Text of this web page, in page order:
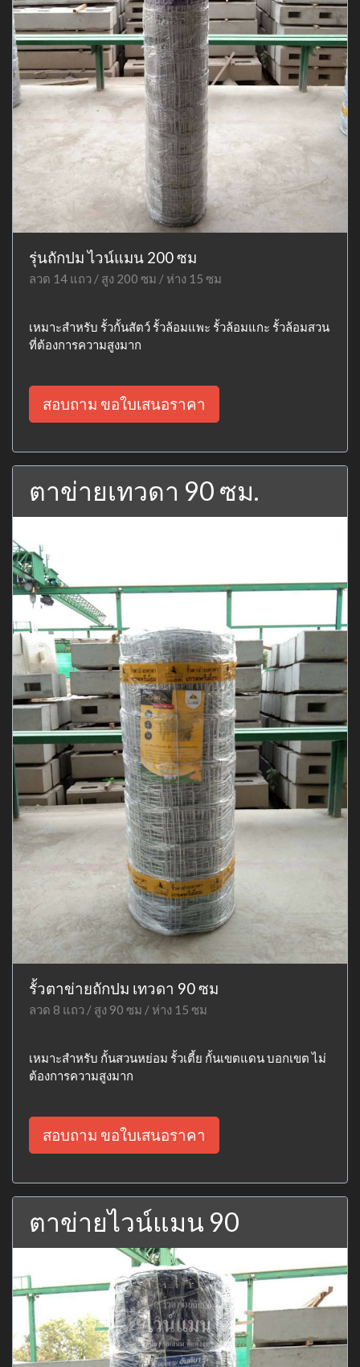
รุ่นถักปม ไวน์แมน 200 ซม
ลวด 14 แถว / สูง 200 ซม / ห่าง 15 ซม
เหมาะสำหรับ รั้วกั้นสัตว์ รั้วล้อมแพะ รั้วล้อมแกะ รั้วล้อมสวน
ที่ต้องการความสูงมาก
สอบถาม ขอใบเสนอราคา
ตาข่ายเทวดา 90 ซม.
รั้วตาข่ายถักปม เทวดา 90 ซม
ลวด 8 แถว / สูง 90 ซม / ห่าง 15 ซม
เหมาะสำหรับ กั้นสวนหย่อม รั้วเตี้ย กั้นเขตแดน บอกเขต ไม่
ต้องการความสูงมาก
สอบถาม ขอใบเสนอราคา
ตาข่ายไวน์แมน 90